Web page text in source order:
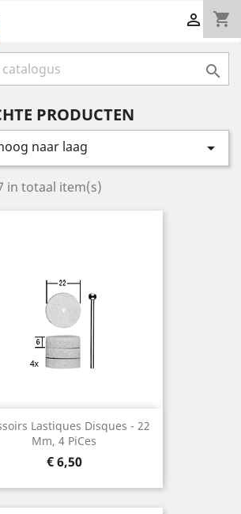
shopping_cart


PRODUCTEN
naar laag 
in totaal item(s)
lastiques Disques ¯ 22
Mm, 4 Pices
Prijs
€ 6,50